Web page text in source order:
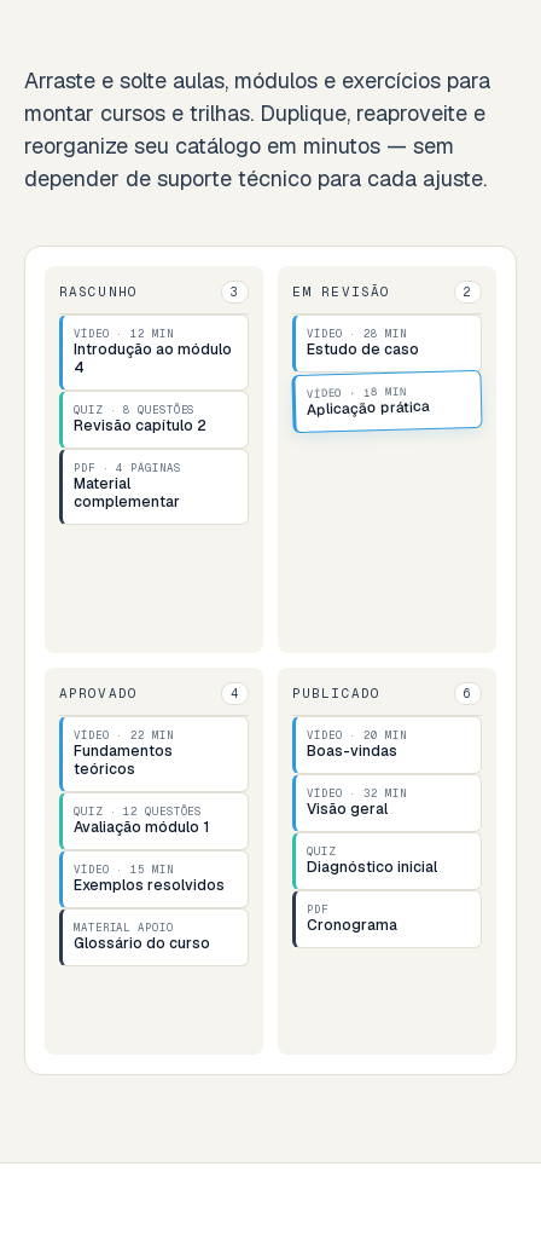
Arraste e solte aulas, módulos e exercícios para
montar cursos e trilhas. Duplique, reaproveite e
reorganize seu catálogo em minutos — sem
depender de suporte técnico para cada ajuste.
RASCUNHO 3
VÍDEO · 12 MIN
Introdução ao módulo
4
QUIZ · 8 QUESTÕES
Revisão capítulo 2
PDF · 4 PÁGINAS
Material
complementar
EM REVISÃO 2
VÍDEO · 28 MIN
Estudo de caso
VÍDEO · 18 MIN
Aplicação prática
APROVADO 4
VÍDEO · 22 MIN
Fundamentos
teóricos
QUIZ · 12 QUESTÕES
Avaliação módulo 1
VÍDEO · 15 MIN
Exemplos resolvidos
MATERIAL APOIO
Glossário do curso
PUBLICADO 6
VÍDEO · 20 MIN
Boas-vindas
VÍDEO · 32 MIN
Visão geral
QUIZ
Diagnóstico inicial
PDF
Cronograma